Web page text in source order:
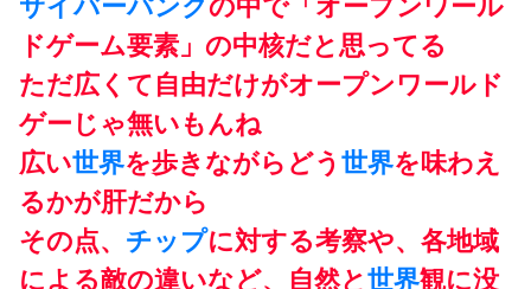
ドゲーム要素」の中核だと思ってる
ただ広くて自由だけがオープンワールド
ゲーじゃ無いもんね
広い世界を歩きながらどう 世界を味わえ
るかが肝だから
その点、 チップに対する考察や、各地域
による敵の違いなど、自然と世界観に没